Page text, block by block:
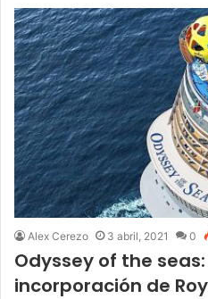
Alex Cerezo 3 abril, 2021 0
Odyssey of the
incorporación de